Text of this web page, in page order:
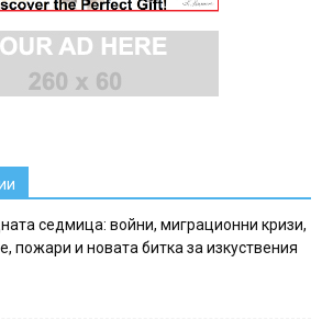
седмица: войни, миграционни кризи,
пожари и новата битка за изкуствения